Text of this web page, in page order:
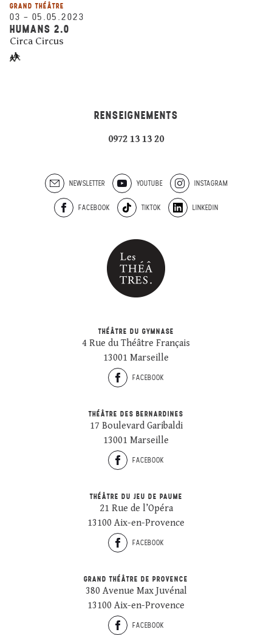
GRAND THÉÂTRE
03 – 05.05.2023
HUMANS 2.0
Circa Circus
RENSEIGNEMENTS
0972 13 13 20
NEWSLETTER YOUTUBE INSTAGRAM
FACEBOOK TIKTOK LINKEDIN
THÉÂTRE DU GYMNASE
4 Rue du Théâtre Français
13001 Marseille
FACEBOOK
THÉÂTRE DES BERNARDINES
17 Boulevard Garibaldi
13001 Marseille
FACEBOOK
THÉÂTRE DU JEU DE PAUME
21 Rue de l’Opéra
13100 Aix-en-Provence
FACEBOOK
GRAND THÉÂTRE DE PROVENCE
380 Avenue Max Juvénal
13100 Aix-en-Provence
FACEBOOK